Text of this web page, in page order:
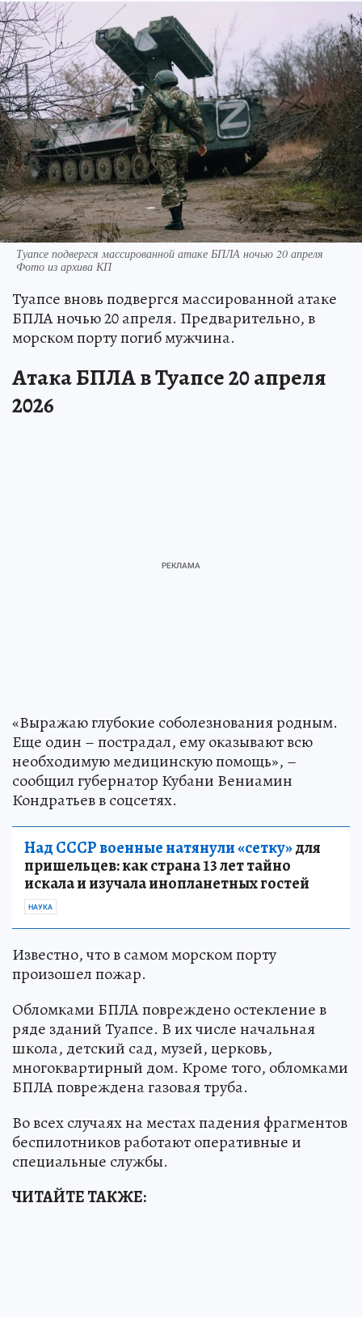
Туапсе подвергся массированной атаке БПЛА ночью 20 апреля
Фото из архива КП
Туапсе вновь подвергся массированной атаке
БПЛА ночью 20 апреля. Предварительно, в
морском порту погиб мужчина.
Атака БПЛА в Туапсе 20 апреля
2026
«Выражаю глубокие соболезнования родным.
Еще один – пострадал, ему оказывают всю
необходимую медицинскую помощь», –
сообщил губернатор Кубани Вениамин
Кондратьев в соцсетях.
Над СССР военные натянули «сетку»для
пришельцев: как страна 13 лет тайно
искала и изучала инопланетных гостей
НАУКА
Известно, что в самом морском порту
произошел пожар.
Обломками БПЛА повреждено остекление в
ряде зданий Туапсе. В их числе начальная
школа, детский сад, музей, церковь,
многоквартирный дом. Кроме того, обломками
БПЛА повреждена газовая труба.
Во всех случаях на местах падения фрагментов
беспилотников работают оперативные и
специальные службы.
ЧИТАЙТЕ ТАКЖЕ: